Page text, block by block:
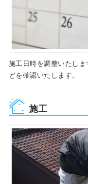
施工日時を調整いたし
どを確認いたします。
施工